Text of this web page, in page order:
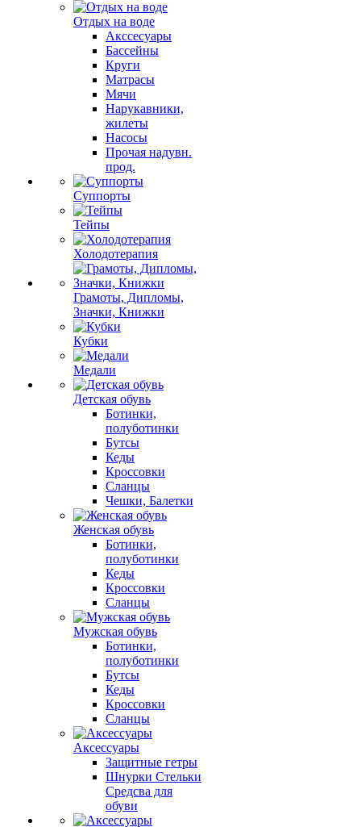
Отдых на воде
Акссесуары
Бассейны
Круги
Матрасы
Мячи
Нарукавники,
жилеты
Насосы
Прочая надувн.
прод.
Суппорты
Тейпы
Холодотерапия
Грамоты, Дипломы,
Значки, Книжки
Кубки
Медали
Детская обувь
Ботинки,
полуботинки
Бутсы
Кеды
Кроссовки
Сланцы
Чешки, Балетки
Женская обувь
Ботинки,
полуботинки
Кеды
Кроссовки
Сланцы
Мужская обувь
Ботинки,
полуботинки
Бутсы
Кеды
Кроссовки
Сланцы
Аксессуары
Защитные гетры
Шнурки Стельки
Средсва для
обуви